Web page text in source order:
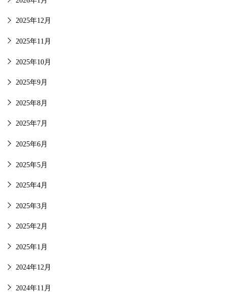
2025年12月
2025年11月
2025年10月
2025年9月
2025年8月
2025年7月
2025年6月
2025年5月
2025年4月
2025年3月
2025年2月
2025年1月
2024年12月
2024年11月